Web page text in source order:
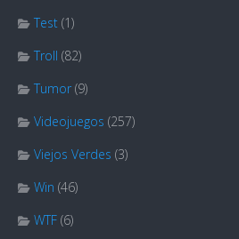
Test (1)
Troll (82)
Tumor (9)
Videojuegos (257)
Viejos Verdes (3)
Win (46)
WTF (6)